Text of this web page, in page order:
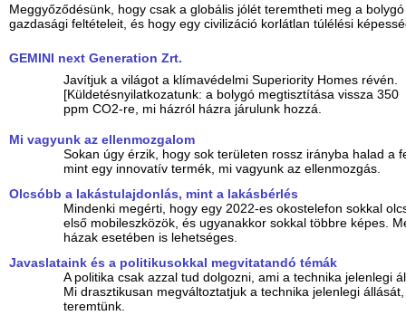
Meggyőződésünk, hogy csak a globális jólét teremtheti meg a
gazdasági feltételeit, és hogy egy civilizáció korlátlan túlélési
GEMINI next Generation Zrt.
Javítjuk a világot a klímavédelmi Superiority Homes révén.
[Küldetésnyilatkozatunk: a bolygó megtisztítása vissza 350
ppm CO2-re, mi házról házra járulunk hozzá.
Mi vagyunk az ellenmozgalom
Sokan úgy érzik, hogy sok területen rossz irányba halad a
mint egy innovatív termék, mi vagyunk az ellenmozgás.
Olcsóbb a lakástulajdonlás, mint a lakásbérlés
Mindenki megérti, hogy egy 2022-es okostelefon sokkal
első mobileszközök, és ugyanakkor sokkal többre képes.
házak esetében is lehetséges.
Javaslataink és a politikusokkal megvitatandó témák
A politika csak azzal tud dolgozni, ami a technika jelenlegi
Mi drasztikusan megváltoztatjuk a technika jelenlegi
teremtünk.